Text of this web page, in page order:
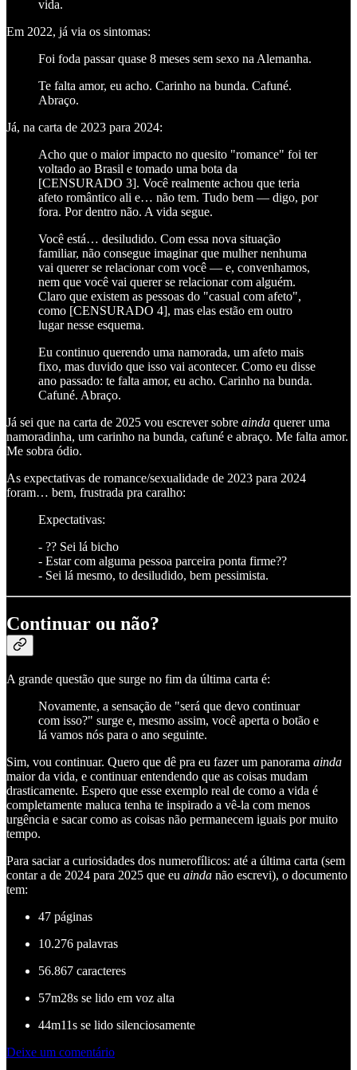
vida.
Em 2022, já via os sintomas:
Foi foda passar quase 8 meses sem sexo na Alemanha.
Te falta amor, eu acho. Carinho na bunda. Cafuné.
Abraço.
Já, na carta de 2023 para 2024:
Acho que o maior impacto no quesito "romance" foi ter
voltado ao Brasil e tomado uma bota da
[CENSURADO 3]. Você realmente achou que teria
afeto romântico ali e… não tem. Tudo bem — digo, por
fora. Por dentro não. A vida segue.
Você está… desiludido. Com essa nova situação
familiar, não consegue imaginar que mulher nenhuma
vai querer se relacionar com você — e, convenhamos,
nem que você vai querer se relacionar com alguém.
Claro que existem as pessoas do "casual com afeto",
como [CENSURADO 4], mas elas estão em outro
lugar nesse esquema.
Eu continuo querendo uma namorada, um afeto mais
fixo, mas duvido que isso vai acontecer. Como eu disse
ano passado: te falta amor, eu acho. Carinho na bunda.
Cafuné. Abraço.
Já sei que na carta de 2025 vou escrever sobre ainda querer uma
namoradinha, um carinho na bunda, cafuné e abraço. Me falta amor.
Me sobra ódio.
As expectativas de romance/sexualidade de 2023 para 2024
foram… bem, frustrada pra caralho:
Expectativas:
- ?? Sei lá bicho
- Estar com alguma pessoa parceira ponta firme??
- Sei lá mesmo, to desiludido, bem pessimista.
Continuar ou não?
A grande questão que surge no fim da última carta é:
Novamente, a sensação de "será que devo continuar
com isso?" surge e, mesmo assim, você aperta o botão e
lá vamos nós para o ano seguinte.
Sim, vou continuar. Quero que dê pra eu fazer um panorama ainda
maior da vida, e continuar entendendo que as coisas mudam
drasticamente. Espero que esse exemplo real de como a vida é
completamente maluca tenha te inspirado a vê-la com menos
urgência e sacar como as coisas não permanecem iguais por muito
tempo.
Para saciar a curiosidades dos numerofílicos: até a última carta (sem
contar a de 2024 para 2025 que eu ainda não escrevi), o documento
tem:
47 páginas
10.276 palavras
56.867 caracteres
57m28s se lido em voz alta
44m11s se lido silenciosamente
Deixe um comentário